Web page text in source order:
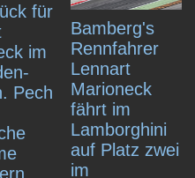
für
im
Pech
Bamberg's
Rennfahrer
Lennart
Marioneck
fährt im
Lamborghini
auf Platz zwei
im